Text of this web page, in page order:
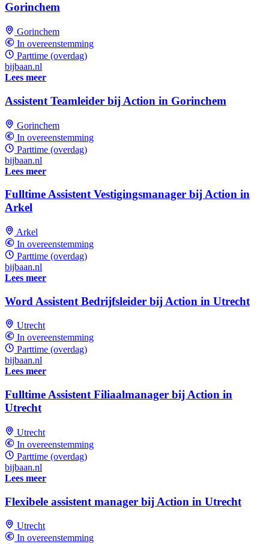
Gorinchem
Gorinchem
In overeenstemming
Parttime (overdag)
bijbaan.nl
Lees meer
Assistent Teamleider bij Action in Gorinchem
Gorinchem
In overeenstemming
Parttime (overdag)
bijbaan.nl
Lees meer
Fulltime Assistent Vestigingsmanager bij Action in
Arkel
Arkel
In overeenstemming
Parttime (overdag)
bijbaan.nl
Lees meer
Word Assistent Bedrijfsleider bij Action in Utrecht
Utrecht
In overeenstemming
Parttime (overdag)
bijbaan.nl
Lees meer
Fulltime Assistent Filiaalmanager bij Action in
Utrecht
Utrecht
In overeenstemming
Parttime (overdag)
bijbaan.nl
Lees meer
Flexibele assistent manager bij Action in Utrecht
Utrecht
In overeenstemming